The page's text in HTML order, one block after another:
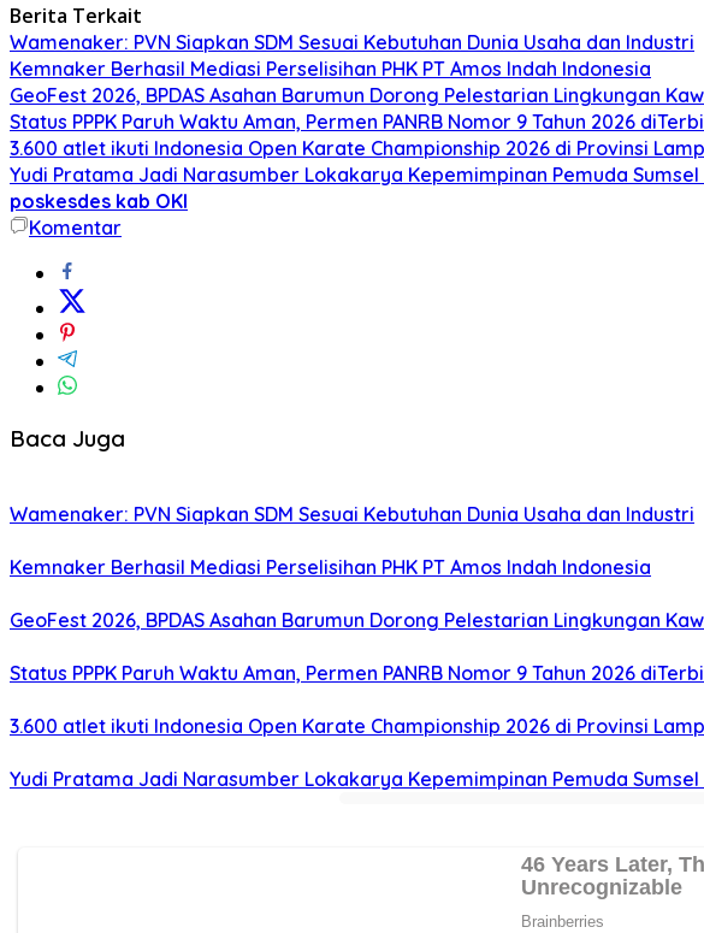
Berita Terkait
Wamenaker: PVN Siapkan SDM Sesuai Kebutuhan Dunia Usaha dan Industri
Kemnaker Berhasil Mediasi Perselisihan PHK PT Amos Indah Indonesia
GeoFest 2026, BPDAS Asahan Barumun Dorong Pelestarian Lingkungan
Status PPPK Paruh Waktu Aman, Permen PANRB Nomor 9 Tahun 2026
3.600 atlet ikuti Indonesia Open Karate Championship 2026 di Provinsi
Yudi Pratama Jadi Narasumber Lokakarya Kepemimpinan Pemuda Sumsel
poskesdes kab OKI
Komentar
Baca Juga
Wamenaker: PVN Siapkan SDM Sesuai Kebutuhan Dunia Usaha dan Industri
Kemnaker Berhasil Mediasi Perselisihan PHK PT Amos Indah Indonesia
GeoFest 2026, BPDAS Asahan Barumun Dorong Pelestarian Lingkungan
Status PPPK Paruh Waktu Aman, Permen PANRB Nomor 9 Tahun 2026
3.600 atlet ikuti Indonesia Open Karate Championship 2026 di Provinsi
Yudi Pratama Jadi Narasumber Lokakarya Kepemimpinan Pemuda Sumsel